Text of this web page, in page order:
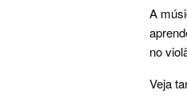
A
no
Veja